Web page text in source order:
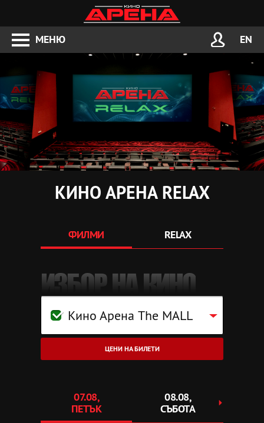
МЕНЮ EN
КИНО АРЕНА RELAX
ФИЛМИ RELAX
ИЗБОР НА КИНО
Кино Арена The MALL
ЦЕНИ НА БИЛЕТИ
07.08,
ПЕТЪК
08.08,
СЪБОТА